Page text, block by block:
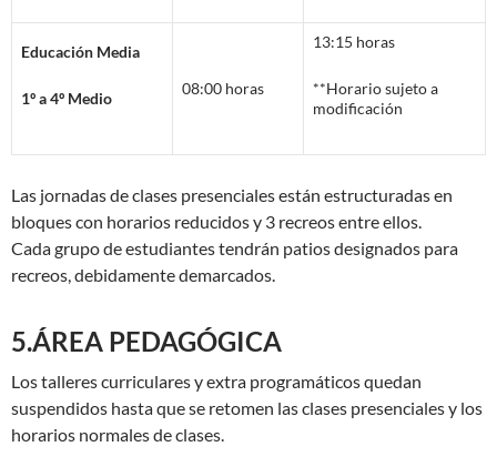
Educación Media
1º a 4º Medio
08:00 horas
13:15 horas
**Horario sujeto a
modificación
Las jornadas de clases presenciales están estructuradas en
bloques con horarios reducidos y 3 recreos entre ellos.
Cada grupo de estudiantes tendrán patios designados para
recreos, debidamente demarcados.
5.ÁREA PEDAGÓGICA
Los talleres curriculares y extra programáticos quedan
suspendidos hasta que se retomen las clases presenciales y los
horarios normales de clases.